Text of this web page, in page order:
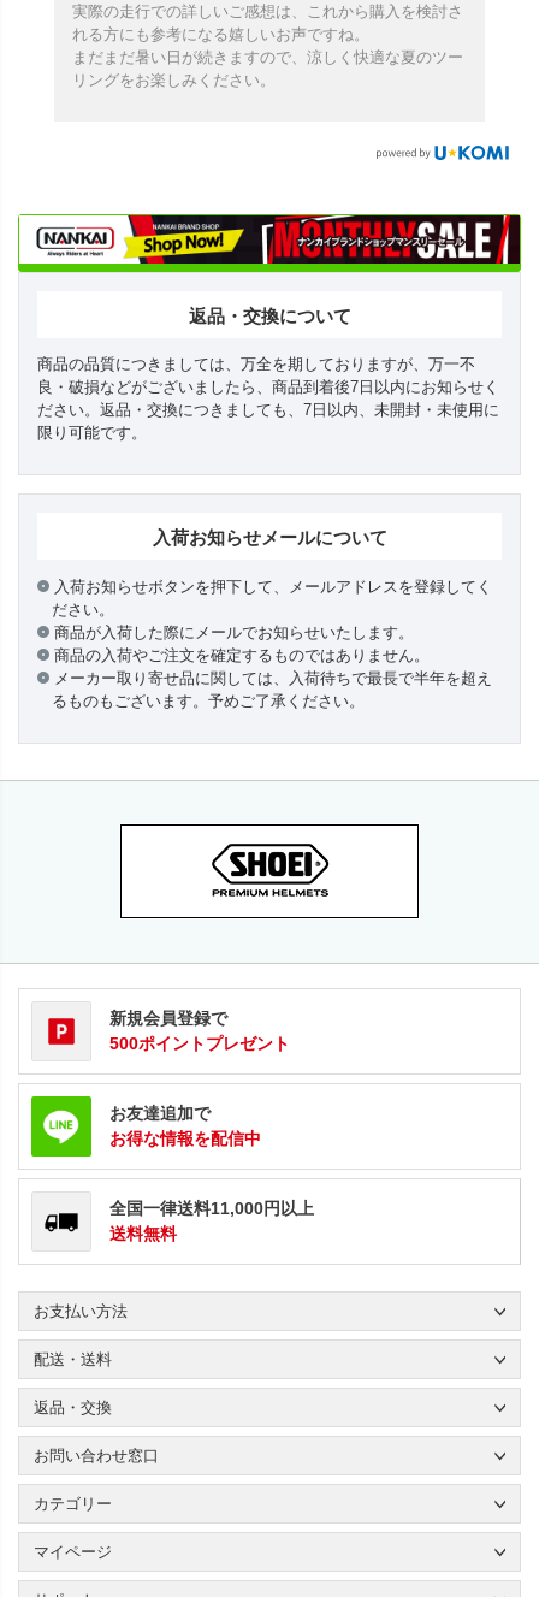
実際の走行での詳しいご感想は、これから購入を検討さ
れる方にも参考になる嬉しいお声ですね。
まだまだ暑い日が続きますので、涼しく快適な夏のツー
リングをお楽しみください。
返品・交換について
商品の品質につきましては、万全を期しておりますが、万一不
良・破損などがございましたら、商品到着後7日以内にお知らせく
ださい。返品・交換につきましても、7日以内、未開封・未使用に
限り可能です。
入荷お知らせメールについて
入荷お知らせボタンを押下して、メールアドレスを登録してく
ださい。
商品が入荷した際にメールでお知らせいたします。
商品の入荷やご注文を確定するものではありません。
メーカー取り寄せ品に関しては、入荷待ちで最長で半年を超え
るものもございます。予めご了承ください。
新規会員登録で
500ポイントプレゼント
お友達追加で
お得な情報を配信中
全国一律送料11,000円以上
送料無料
お支払い方法
配送・送料
返品・交換
お問い合わせ窓口
カテゴリー
マイページ